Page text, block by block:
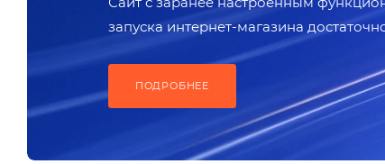
запуска интернет-магазина
ПОДРОБНЕЕ